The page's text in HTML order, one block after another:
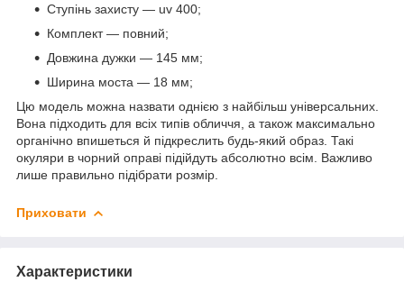
Ступінь захисту — uv 400;
Комплект — повний;
Довжина дужки — 145 мм;
Ширина моста — 18 мм;
Цю модель можна назвати однією з найбільш універсальних.
Вона підходить для всіх типів обличчя, а також максимально
органічно впишеться й підкреслить будь-який образ. Такі
окуляри в чорний оправі підійдуть абсолютно всім. Важливо
лише правильно підібрати розмір.
Приховати
Характеристики